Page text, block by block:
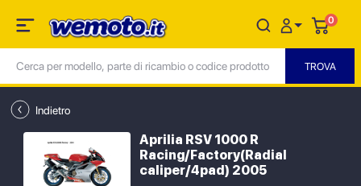
0
Indietro
Aprilia RSV 1000 R
Racing/Factory(Radial
caliper/4pad) 2005